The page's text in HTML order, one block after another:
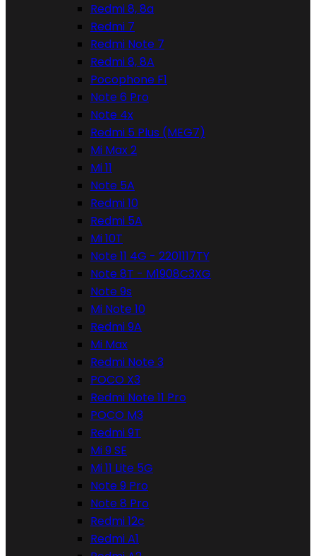
Redmi 8, 8a
Redmi 7
Redmi Note 7
Redmi 8, 8A
Pocophone F1
Note 6 Pro
Note 4x
Redmi 5 Plus (MEG7)
Mi Max 2
Mi 11
Note 5A
Redmi 10
Redmi 5A
Mi 10T
Note 11 4G - 2201117TY
Note 8T - M1908C3XG
Note 9s
Mi Note 10
Redmi 9A
Mi Max
Redmi Note 3
POCO X3
Redmi Note 11 Pro
POCO M3
Redmi 9T
Mi 9 SE
Mi 11 Lite 5G
Note 9 Pro
Note 8 Pro
Redmi 12c
Redmi A1